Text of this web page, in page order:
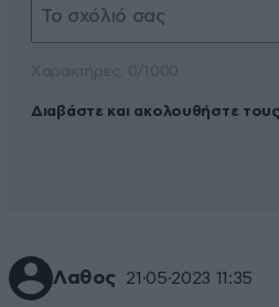
Διαβάστε και ακολουθήστε
Λαθος 21·05·2023 11:35